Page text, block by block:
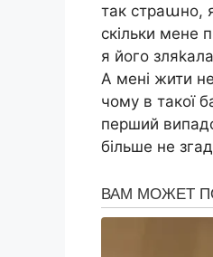
так страաно,
скільки мене
я його
А мені жити
чому в такої
перший
більше не